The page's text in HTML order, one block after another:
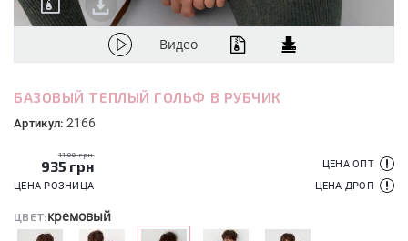
Видео
БАЗОВЫЙ ТЕПЛЫЙ ГОЛЬФ В РУБЧИК
Артикул: 2166
1100 грн
935 грн
ЦЕНА РОЗНИЦА
ЦЕНА ОПТ
ЦЕНА ДРОП
ЦВЕТ:кремовый